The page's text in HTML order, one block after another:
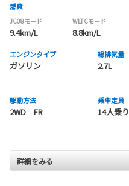
燃費
JC08モード
9.4km/L
WLTCモード
8.8km/L
エンジンタイプ
ガソリン
総排気量
2.7L
駆動方法
2WD FR
乗車定員
14人乗り
詳細をみる